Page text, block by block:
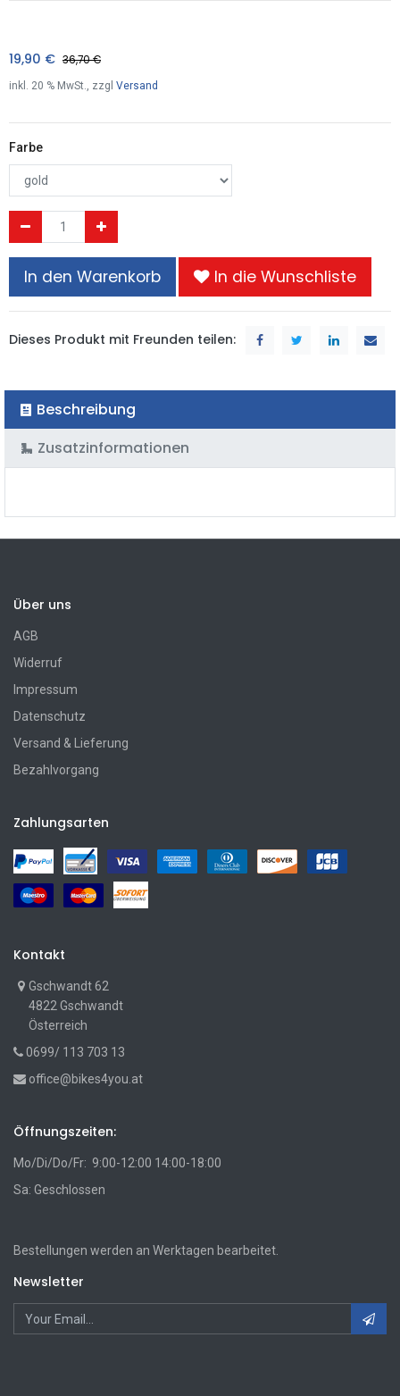
19,90 € 36,70€
inkl. 20 % MwSt., zzgl Versand
Farbe
In den Warenkorb In die Wunschliste
Dieses Produkt mit Freunden teilen:
Beschreibung
Zusatzinformationen
Über uns
AGB
Widerruf
Impressum
Datenschutz
Versand & Lieferung
Bezahlvorgang
Zahlungsarten
Kontakt
Gschwandt 62
4822 Gschwandt
Österreich
0699/ 113 703 13
office@bikes4you.at
Öffnungszeiten:
Mo/Di/Do/Fr: 9:00-12:00 14:00-18:00
Sa: Geschlossen
Bestellungen werden an Werktagen bearbeitet.
Newsletter